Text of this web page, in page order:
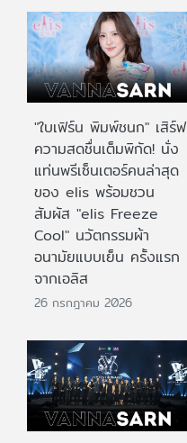
"ใบเฟิร์น พิมพ์ชนก" เสิร์ฟ
ความสดชื่นเต็มพิกัด! นั่ง
แท่นพรีเซ็นเตอร์คนล่าสุด
ของ elis พร้อมชวน
สัมผัส "elis Freeze
Cool" นวัตกรรมผ้า
อนามัยแบบเย็น ครั้งแรก
จากเอลิส
26 กรกฎาคม 2026